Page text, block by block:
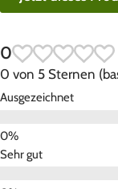
0
0 von 5 Sternen
Ausgezeichnet
Sehr gut